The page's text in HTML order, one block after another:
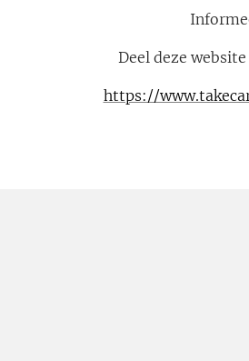
Deel deze
https://